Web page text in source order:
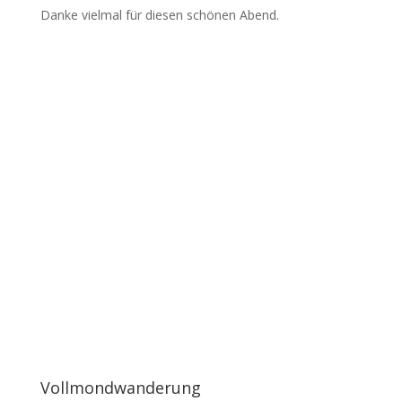
Danke vielmal für diesen schönen Abend.
Vollmondwanderung